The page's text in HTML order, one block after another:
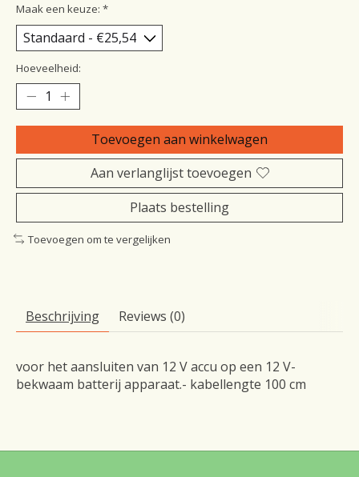
Maak een keuze: *
Hoeveelheid:
Toevoegen aan winkelwagen
Aan verlanglijst toevoegen
Plaats bestelling
Toevoegen om te vergelijken
Beschrijving Reviews (0)
voor het aansluiten van 12 V accu op een 12 V-
bekwaam batterij apparaat.- kabellengte 100 cm